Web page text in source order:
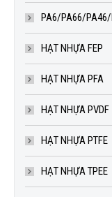
PA6/PA66/
HẠT NHỰA FEP
HẠT NHỰA PFA
HẠT NHỰA PVDF
HẠT NHỰA PTFE
HẠT NHỰA TPEE